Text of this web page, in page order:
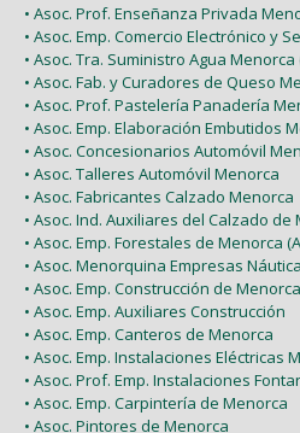
• Asoc. Prof. Enseñanza Privada
• Asoc. Emp. Comercio Electrónico y
• Asoc. Tra. Suministro Agua Menorca
• Asoc. Fab. y Curadores de Queso
• Asoc. Prof. Pastelería Panadería
• Asoc. Emp. Elaboración Embutidos
• Asoc. Concesionarios Automóvil
• Asoc. Talleres Automóvil Menorca
• Asoc. Fabricantes Calzado Menorca
• Asoc. Ind. Auxiliares del Calzado de
• Asoc. Emp. Forestales de Menorca
• Asoc. Menorquina Empresas
• Asoc. Emp. Construcción de Menorca
• Asoc. Emp. Auxiliares Construcción
• Asoc. Emp. Canteros de Menorca
• Asoc. Emp. Instalaciones Eléctricas
• Asoc. Prof. Emp. Instalaciones
• Asoc. Emp. Carpintería de Menorca
• Asoc. Pintores de Menorca